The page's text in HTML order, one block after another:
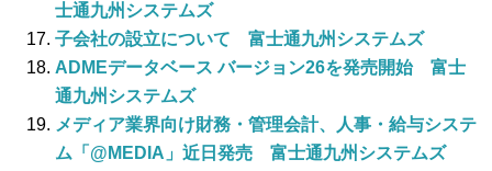
士通九州システムズ
子会社の設立について 富士通九州システムズ
ADMEデータベース バージョン26を発売開始 富士
通九州システムズ
メディア業界向け財務・管理会計、人事・給与システ
ム「@MEDIA」近日発売 富士通九州システムズ